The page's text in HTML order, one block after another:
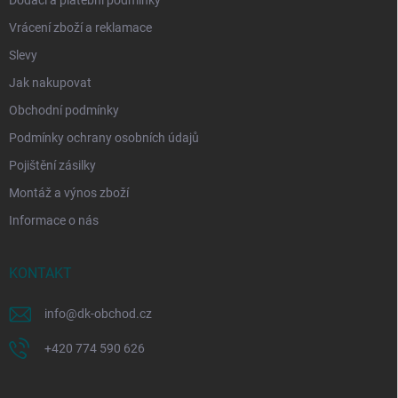
Vrácení zboží a reklamace
Slevy
Jak nakupovat
Obchodní podmínky
Podmínky ochrany osobních údajů
Pojištění zásilky
Montáž a výnos zboží
Informace o nás
KONTAKT
info@dk-obchod.cz
+420 774 590 626